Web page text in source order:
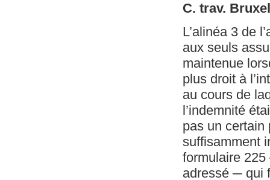
C. trav.
L’alinéa 3 de
aux seuls
maintenue
plus droit à
au cours de
l’indemnité
pas un certain
suffisamment
formulaire
adressé ─ qui